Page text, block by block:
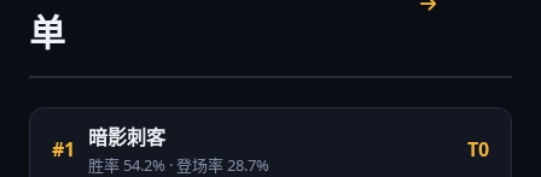
单
#1 暗影刺客
胜率 54.2% · 登场率 28.7%
T0